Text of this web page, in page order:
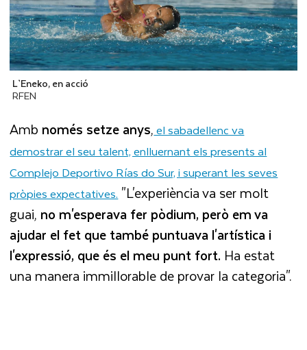
L`Eneko, en acció
RFEN
Amb només setze anys,el sabadellenc va
demostrar el seu talent, enlluernant els presents al
Complejo Deportivo Rías do Sur, i superant les seves
pròpies expectatives."L'experiència va ser molt
guai, no m'esperava fer pòdium, però em va
ajudar el fet que també puntuava l'artística i
l'expressió, que és el meu punt fort. Ha estat
una manera immillorable de provar la categoria".